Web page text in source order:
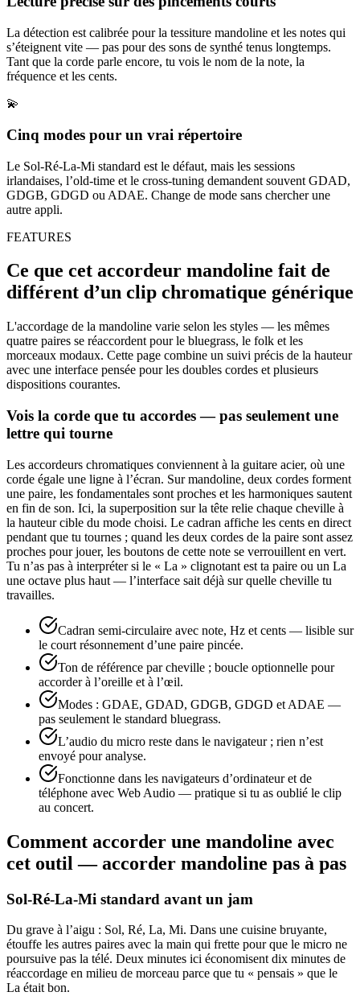
La détection est calibrée pour la tessiture mandoline et les notes qui
s’éteignent vite — pas pour des sons de synthé tenus longtemps.
Tant que la corde parle encore, tu vois le nom de la note, la
fréquence et les cents.
💫
Cinq modes pour un vrai répertoire
Le Sol-Ré-La-Mi standard est le défaut, mais les sessions
irlandaises, l’old-time et le cross-tuning demandent souvent GDAD,
GDGB, GDGD ou ADAE. Change de mode sans chercher une
autre appli.
FEATURES
Ce que cet accordeur mandoline fait de
différent d’un clip chromatique générique
L'accordage de la mandoline varie selon les styles — les mêmes
quatre paires se réaccordent pour le bluegrass, le folk et les
morceaux modaux. Cette page combine un suivi précis de la hauteur
avec une interface pensée pour les doubles cordes et plusieurs
dispositions courantes.
Vois la corde que tu accordes — pas seulement une
lettre qui tourne
Les accordeurs chromatiques conviennent à la guitare acier, où une
corde égale une ligne à l’écran. Sur mandoline, deux cordes forment
une paire, les fondamentales sont proches et les harmoniques sautent
en fin de son. Ici, la superposition sur la tête relie chaque cheville à
la hauteur cible du mode choisi. Le cadran affiche les cents en direct
pendant que tu tournes ; quand les deux cordes de la paire sont assez
proches pour jouer, les boutons de cette note se verrouillent en vert.
Tu n’as pas à interpréter si le « La » clignotant est ta paire ou un La
une octave plus haut — l’interface sait déjà sur quelle cheville tu
travailles.
Cadran semi-circulaire avec note, Hz et cents — lisible sur
le court résonnement d’une paire pincée.
Ton de référence par cheville ; boucle optionnelle pour
accorder à l’oreille et à l’œil.
Modes : GDAE, GDAD, GDGB, GDGD et ADAE —
pas seulement le standard bluegrass.
L’audio du micro reste dans le navigateur ; rien n’est
envoyé pour analyse.
Fonctionne dans les navigateurs d’ordinateur et de
téléphone avec Web Audio — pratique si tu as oublié le clip
au concert.
Comment accorder une mandoline avec
cet outil — accorder mandoline pas à pas
Sol-Ré-La-Mi standard avant un jam
Du grave à l’aigu : Sol, Ré, La, Mi. Dans une cuisine bruyante,
étouffe les autres paires avec la main qui frette pour que le micro ne
poursuive pas la télé. Deux minutes ici économisent dix minutes de
réaccordage en milieu de morceau parce que tu « pensais » que le
La était bon.